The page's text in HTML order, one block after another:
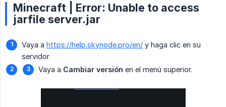
Minecraft | Error: Unable to access
jarfile server.jar
Vaya a https://help.skynode.pro/en/ y haga clic en su
servidor
Vaya a Cambiar versión en el menú superior.